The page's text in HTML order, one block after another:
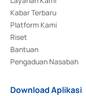
Kabar Terbaru
Platform Kami
Riset
Bantuan
Pengaduan Nasabah
Download Aplikasi